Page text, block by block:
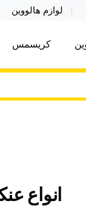
لوازم هالووین
ولن
کریسمس
انواع